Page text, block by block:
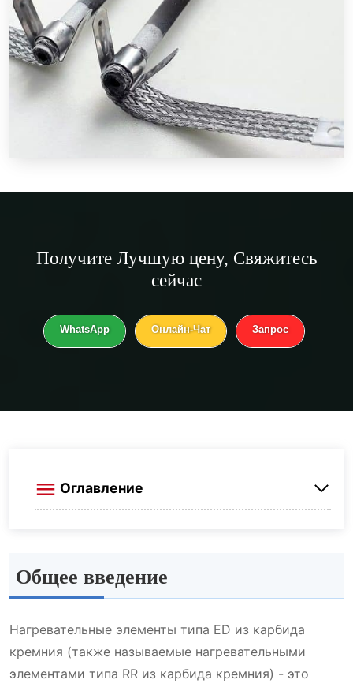
Получите Лучшую цену, Свяжитесь
сейчас
WhatsApp Онлайн-Чат Запрос
Оглавление
Модельный номер и справочные данные о
нагревательных элементах типа ED из
карбида кремния
Номер модели и справочные данные
Установка и эксплуатация нагревательных
Общее введение
Нагревательные элементы типа ED из карбида
кремния (также называемые нагревательными
элементами типа RR из карбида кремния) - это